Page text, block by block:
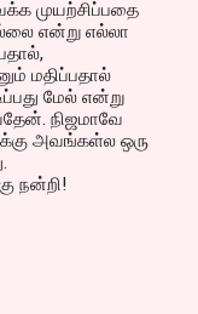
முயற்சிப்பதை
என்று எல்லா
மதிப்பதால்
மேல் என்று
நிஜமாவே
அவங்கள்ல ஒரு
நன்றி!